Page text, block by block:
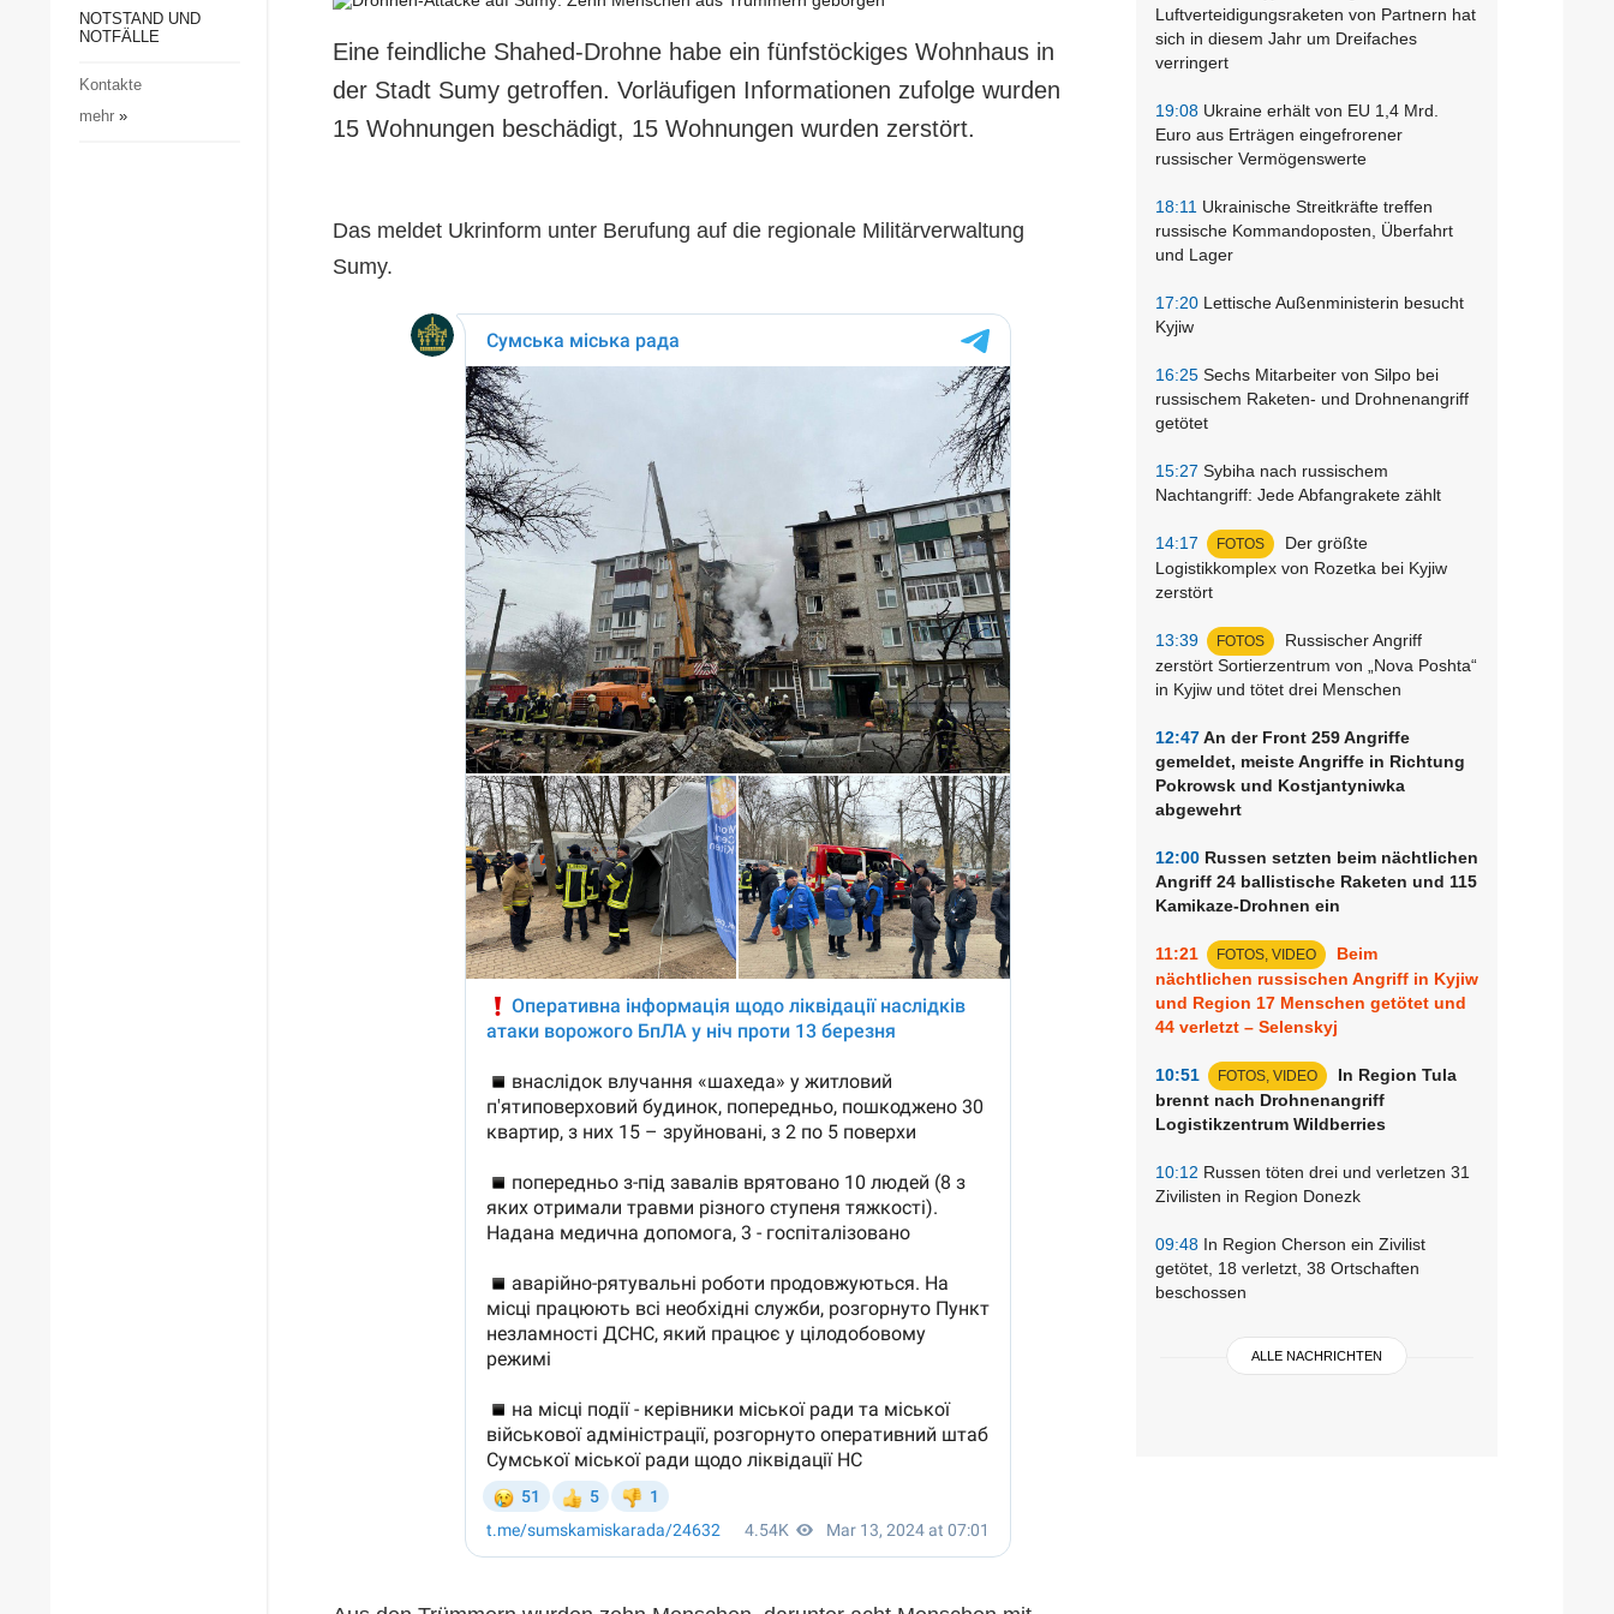
Gesellschaft und Kultur
Notstand und Notfälle
NOTSTAND UND
NOTFÄLLE
Kontakte
mehr»
Luftverteidigungsraketen von Partnern hat
sich in diesem Jahr um Dreifaches
verringert
19:08 Ukraine erhält von EU 1,4 Mrd.
Euro aus Erträgen eingefrorener
russischer Vermögenswerte
18:11 Ukrainische Streitkräfte treffen
russische Kommandoposten, Überfahrt
und Lager
17:20 Lettische Außenministerin besucht
Kyjiw
16:25 Sechs Mitarbeiter von Silpo bei
russischem Raketen- und Drohnenangriff
getötet
15:27 Sybiha nach russischem
Nachtangriff: Jede Abfangrakete zählt
14:17 FOTOS
Der größte
Logistikkomplex von Rozetka bei Kyjiw
zerstört
13:39 FOTOS
Russischer Angriff
zerstört Sortierzentrum von „Nova Poshta“
in Kyjiw und tötet drei Menschen
12:47An der Front 259 Angriffe
gemeldet, meiste Angriffe in Richtung
Pokrowsk und Kostjantyniwka
abgewehrt
12:00 Russen setzten beim nächtlichen
Angriff 24 ballistische Raketen und 115
Kamikaze-Drohnen ein
11:21 FOTOS, VIDEO
Beim
nächtlichen russischen Angriff in Kyjiw
und Region 17 Menschen getötet und
44 verletzt – Selenskyj
10:51 FOTOS, VIDEO
In Region Tula
brennt nach Drohnenangriff
Logistikzentrum Wildberries
10:12 Russen töten drei und verletzen 31
Zivilisten in Region Donezk
09:48 In Region Cherson ein Zivilist
getötet, 18 verletzt, 38 Ortschaften
beschossen
ALLE NACHRICHTEN
Eine feindliche Shahed-Drohne habe ein fünfstöckiges Wohnhaus in
der Stadt Sumy getroffen. Vorläufigen Informationen zufolge wurden
15 Wohnungen beschädigt, 15 Wohnungen wurden zerstört.
Das meldet Ukrinform unter Berufung auf die regionale Militärverwaltung
Sumy.